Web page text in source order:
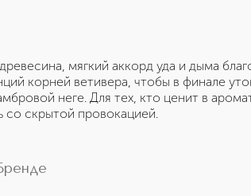
мягкий аккорд уда и дыма
корней ветивера, чтобы в финале
неге. Для тех, кто ценит в
со скрытой провокацией.